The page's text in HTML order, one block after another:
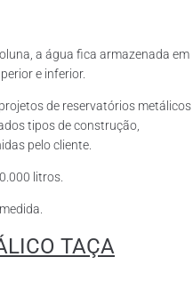
a água fica armazenada em
e inferior.
de reservatórios metálicos
tipos de construção,
pelo cliente.
litros.
TAÇA